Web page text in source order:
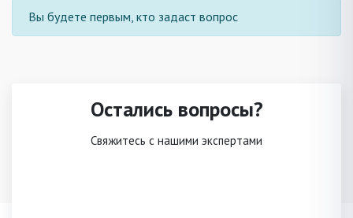
Вы будете первым, кто задаст вопрос
Остались вопросы?
Свяжитесь с нашими экспертами